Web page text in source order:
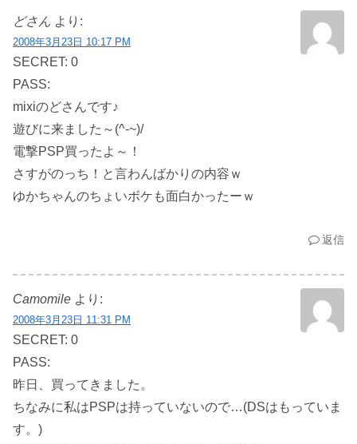
どさん より:
2008年3月23日 10:17 PM
SECRET: 0
PASS:
mixiのどさんです♪
遊びに来ました～(^-~)/
電撃PSP買ったよ～！
さすがのっち！と言わんばかりの内容ｗ
ゆかちゃんのちょいボケも面白かったーｗ
返信
Camomile より:
2008年3月23日 11:31 PM
SECRET: 0
PASS:
昨日、買ってきました。
ちなみに私はPSPは持っていないので…(DSはもっていま
す。)